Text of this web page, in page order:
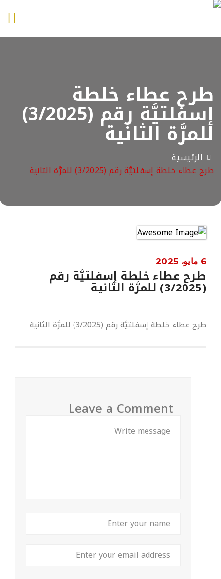
طرح عطاء خلطة
إسفلتيَّة رقم (3/2025)
للمرَّة الثانية
الرئيسية
طرح عطاء خلطة إسفلتيَّة رقم (3/2025) للمرَّة الثانية
6 مايو، 2025
طرح عطاء خلطة إسفلتيَّة رقم
(3/2025) للمرَّة الثانية
طرح عطاء خلطة إسفلتيَّة رقم (3/2025) للمرَّة الثانية
Leave a Comment